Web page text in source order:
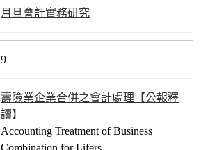
月旦會計實務研究
9
壽險業企業合併之會計處理【公報釋
讀】
Accounting Treatment of Business
Combination for Lifers